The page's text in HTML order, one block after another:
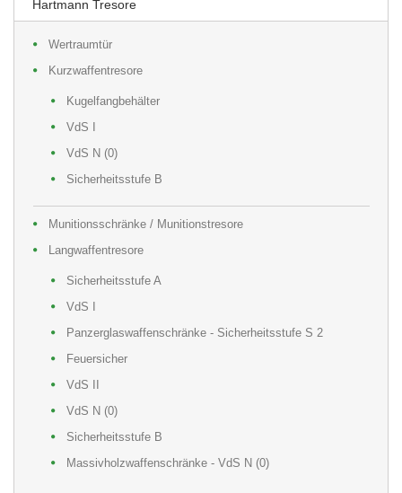
Hartmann Tresore
Wertraumtür
Kurzwaffentresore
Kugelfangbehälter
VdS I
VdS N (0)
Sicherheitsstufe B
Munitionsschränke / Munitionstresore
Langwaffentresore
Sicherheitsstufe A
VdS I
Panzerglaswaffenschränke - Sicherheitsstufe S 2
Feuersicher
VdS II
VdS N (0)
Sicherheitsstufe B
Massivholzwaffenschränke - VdS N (0)